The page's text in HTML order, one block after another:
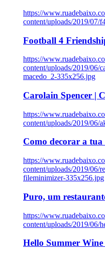
https://
content/uploads/2019/07/
Football 4
https://
content/uploads/2019/06/
macedo_2-335x256.jpg
Carolain Spencer |
https://
content/uploads/2019/06/
Como decorar a
https://
content/uploads/2019/06/
fileminimizer-335x256.jpg
Puro, um
https://
content/uploads/2019/06/
Hello Summer